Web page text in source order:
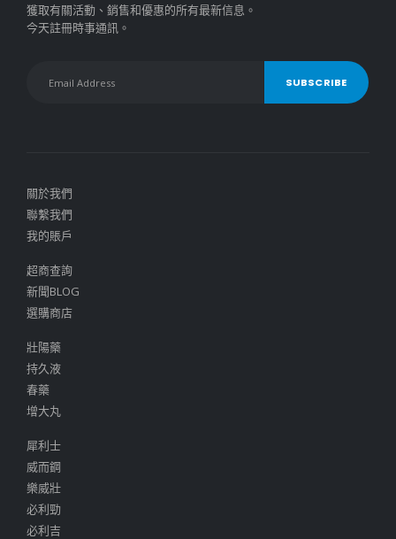
獲取有關活動、銷售和優惠的所有最新信息。
今天註冊時事通訊。
關於我們
聯繫我們
我的賬戶
超商查詢
新聞BLOG
選購商店
壯陽藥
持久液
春藥
增大丸
犀利士
威而鋼
樂威壯
必利勁
必利吉